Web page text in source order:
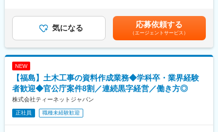
◎勤務時間や休日も公務員に準拠！基本的に土日や祝日が休みと
なり、働きやすい環境が用意されています！
◎官公庁は「働き方改革」を推進する立場にあるので、残業は少
ない傾向です！社内・社外業務比率もほぼ50:50と、室内での事務
業務が多いのも特徴です！
変更の範囲：会社の定める業務
・各種設計に用いる検討資料の作成、関係機関等の協議に関する
資料作成
・地元説明に関する資料作成、予算要求に関する資料作成、業務
の入札契約手続きに関する補助業務 など
1.予算関連資料：工事費の積算結果や予算要求書
2.契約関連資料：入札公告、仕様書、契約書案など
3.説明資料：地元説明会や議会報告用のプレゼン資料
4.進捗管理資料：工事の進捗状況や工程表
5.報告書：品質管理報告、監督状況報告など
■ポジションの詳細：
＞■昇給：年1回（7月）■賞与：年2回（6月、12月）※正社員移行
前は毎月手当として支給（年間で見た受給金額に影響が出ないよ
う考慮あり）賃金はあくまでも目安の金額であり、選考を通じて
上下する可能性があります。月給(月額)は固定手当を含めた表記で
す。
気になる 応募依頼する
（エージェントサービス）
NEW
【福島】土木工事の資料作成業務◆学科卒・業界経験
者歓迎◆官公庁案件8割／連続黒字経営／働き方◎
株式会社ティーネットジャパン
正社員 職種未経験歓迎